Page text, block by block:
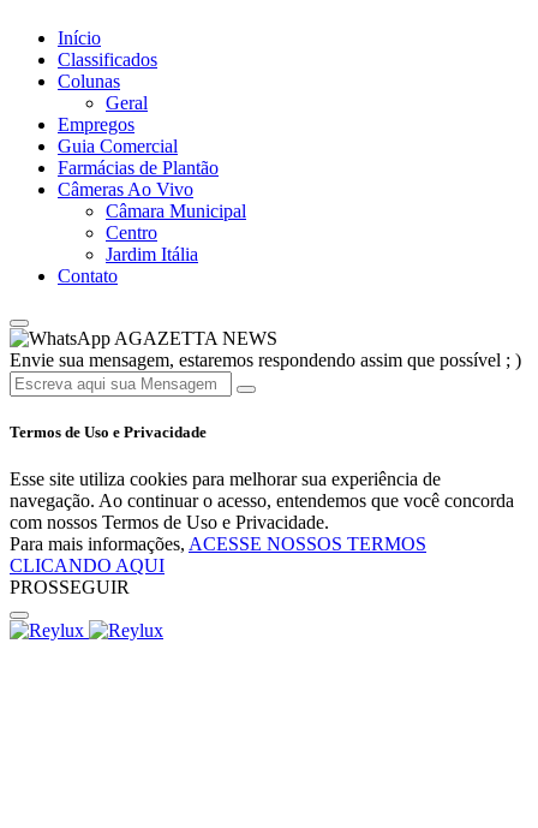
Início
Classificados
Colunas
Geral
Empregos
Guia Comercial
Farmácias de Plantão
Câmeras Ao Vivo
Câmara Municipal
Centro
Jardim Itália
Contato
AGAZETTA NEWS
Envie sua mensagem, estaremos respondendo assim que possível ; )
Termos de Uso e Privacidade
Esse site utiliza cookies para melhorar sua experiência de
navegação. Ao continuar o acesso, entendemos que você concorda
com nossos Termos de Uso e Privacidade.
Para mais informações, ACESSE NOSSOS TERMOS
CLICANDO AQUI
PROSSEGUIR